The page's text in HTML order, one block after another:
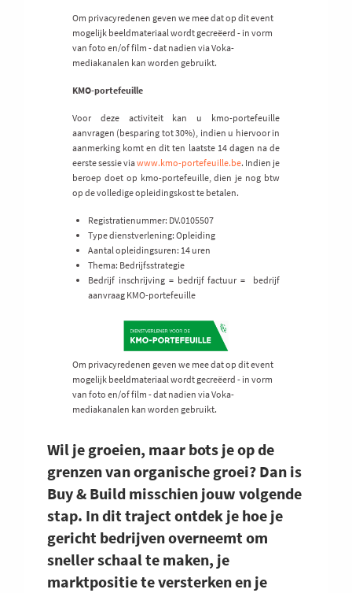
Wil je groeien, maar bots je op de
grenzen van organische groei? Dan is
Buy & Build misschien jouw volgende
stap. In dit traject ontdek je hoe je
gericht bedrijven overneemt om
sneller schaal te maken, je
marktpositie te versterken en je
Om privacyredenen geven we mee dat op dit event
mogelijk beeldmateriaal wordt gecreëerd - in vorm
van foto en/of film - dat nadien via Voka-
mediakanalen kan worden gebruikt.
KMO-portefeuille
Voor deze activiteit kan u kmo-portefeuille
aanvragen (besparing tot 30%), indien u hiervoor in
aanmerking komt en dit ten laatste 14 dagen na de
eerste sessie viawww.kmo-portefeuille.be. Indien je
beroep doet op kmo-portefeuille, dien je nog btw
op de volledige opleidingskost te betalen.
Registratienummer: DV.0105507
Type dienstverlening: Opleiding
Aantal opleidingsuren: 14 uren
Thema: Bedrijfsstrategie
Bedrijf inschrijving = bedrijf factuur = bedrijf
aanvraag KMO-portefeuille
Om privacyredenen geven we mee dat op dit event
mogelijk beeldmateriaal wordt gecreëerd - in vorm
van foto en/of film - dat nadien via Voka-
mediakanalen kan worden gebruikt.